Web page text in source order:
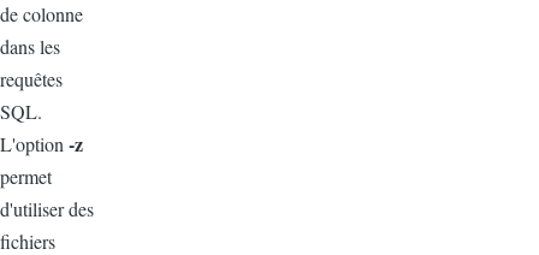
de colonne
dans les
requêtes
SQL.
L'option -z
permet
d'utiliser des
fichiers